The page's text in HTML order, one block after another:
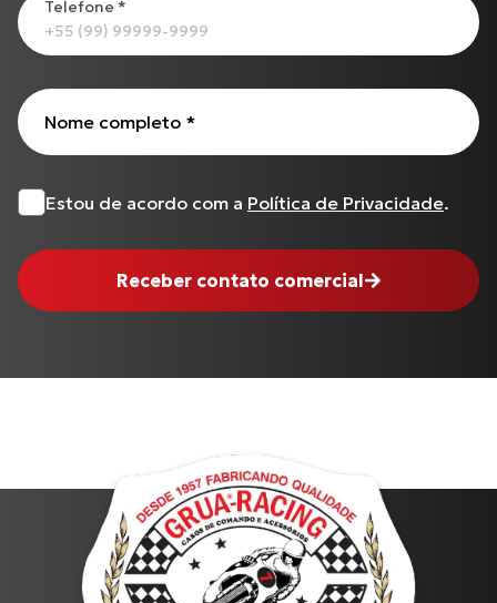
Telefone *
Nome completo *
Estou de acordo com a Política de Privacidade.
Receber contato comercial